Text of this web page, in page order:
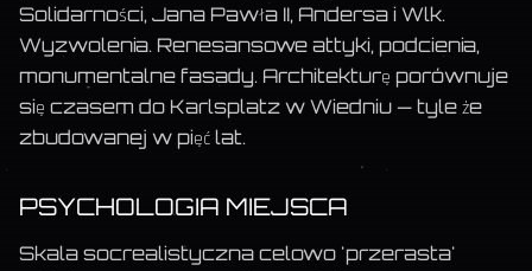
Solidarności, Jana Pawła II, Andersa i Wlk.
Wyzwolenia. Renesansowe attyki, podcienia,
monumentalne fasady. Architekturę porównuje
się czasem do Karlsplatz w Wiedniu — tyle że
zbudowanej w pięć lat.
PSYCHOLOGIA MIEJSCA
Skala socrealistyczna celowo 'przerasta'